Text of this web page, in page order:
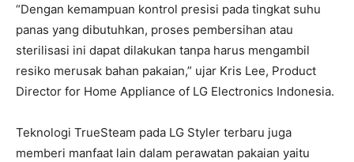
“Dengan kemampuan kontrol presisi pada tingkat suhu
panas yang dibutuhkan, proses pembersihan atau
sterilisasi ini dapat dilakukan tanpa harus mengambil
resiko merusak bahan pakaian,” ujar Kris Lee, Product
Director for Home Appliance of LG Electronics Indonesia.
Teknologi TrueSteam pada LG Styler terbaru juga
memberi manfaat lain dalam perawatan pakaian yaitu